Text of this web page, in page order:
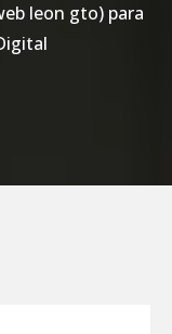
leon gto) para